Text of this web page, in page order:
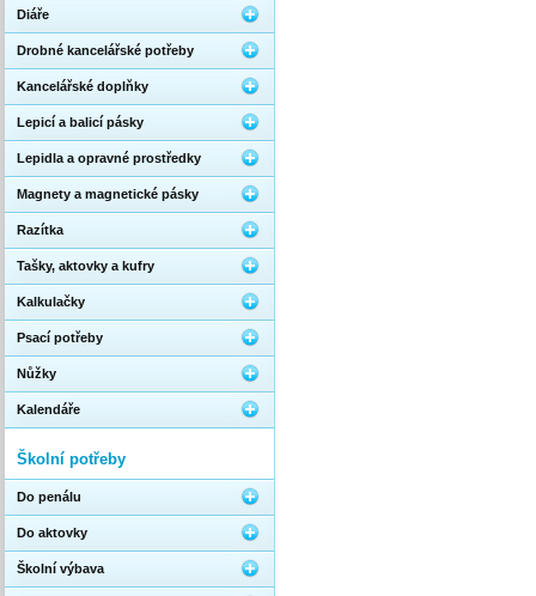
Diáře
Drobné kancelářské potřeby
Kancelářské doplňky
Lepicí a balicí pásky
Lepidla a opravné prostředky
Magnety a magnetické pásky
Razítka
Tašky, aktovky a kufry
Kalkulačky
Psací potřeby
Nůžky
Kalendáře
Školní potřeby
Do penálu
Do aktovky
Školní výbava